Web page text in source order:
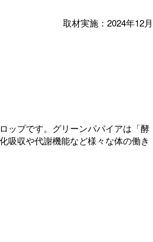
取材実施：2024年12月
ップです。グリーンパパイアは「酵
吸収や代謝機能など様々な体の働き